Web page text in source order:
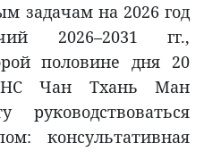
задачам на 2026 год
2026–2031 гг.,
половине дня 20
НС Чан Тхань Ман
руководствоваться
консультативная